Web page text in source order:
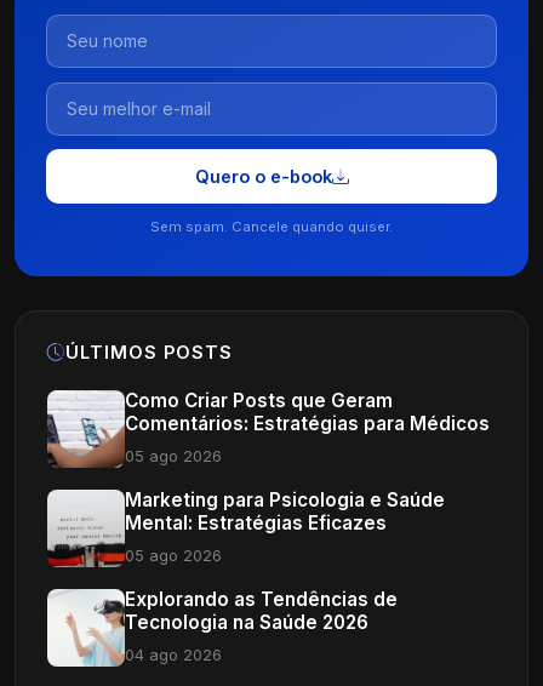
Quero o e-book
Sem spam. Cancele quando quiser.
ÚLTIMOS POSTS
Como Criar Posts que Geram
Comentários: Estratégias para Médicos
05 ago 2026
Marketing para Psicologia e Saúde
Mental: Estratégias Eficazes
05 ago 2026
Explorando as Tendências de
Tecnologia na Saúde 2026
04 ago 2026